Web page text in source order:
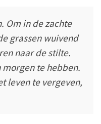
Om in de zachte
grassen wuivend
naar de stilte.
morgen te hebben.
leven te vergeven,